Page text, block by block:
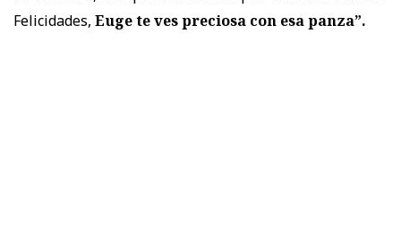
Felicidades, Euge te ves preciosa con esa panza”.